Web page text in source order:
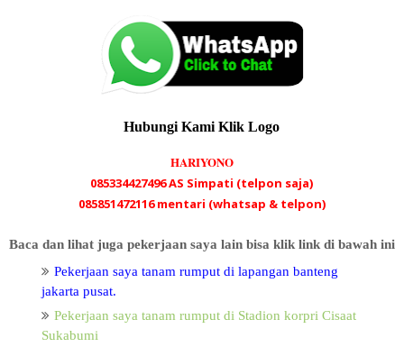
Hubungi Kami Klik Logo
HARIYONO
085334427496 AS Simpati (telpon saja)
085851472116 mentari (whatsap & telpon)
Baca dan lihat juga pekerjaan saya lain bisa klik link di bawah ini
Pekerjaan saya tanam rumput di lapangan banteng
jakarta pusat.
Pekerjaan saya tanam rumput di Stadion korpri Cisaat
Sukabumi